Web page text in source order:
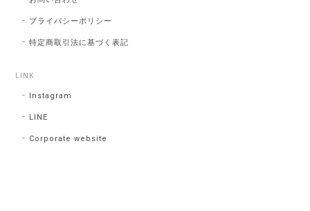
プライバシーポリシー
特定商取引法に基づく表記
LINK
Instagram
LINE
Corporate website